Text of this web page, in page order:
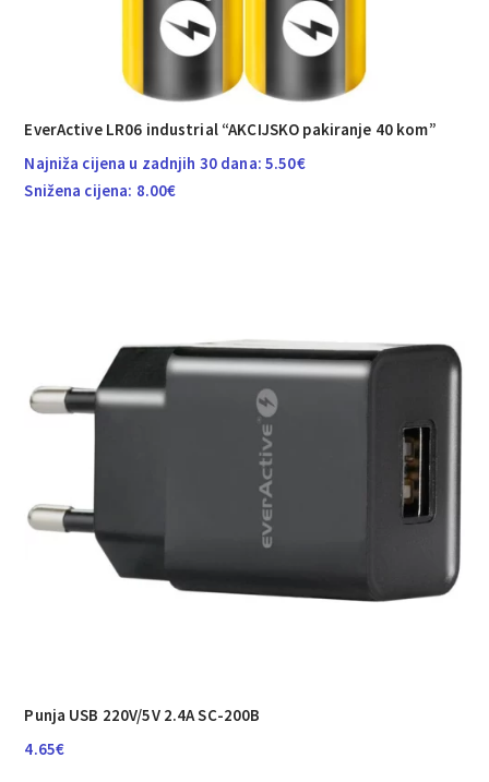
EverActive LR06 industrial “AKCIJSKO pakiranje 40 kom”
Najniža cijena u zadnjih 30 dana: 5.50€
Snižena cijena: 8.00€
Punja USB 220V/5V 2.4A SC-200B
4.65€